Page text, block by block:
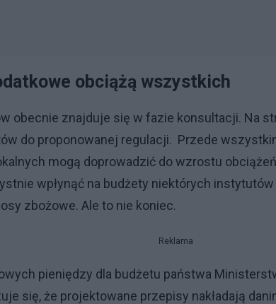
obciążą wszystkich
obecnie znajduje się w fazie konsultacji. Na
do proponowanej regulacji. Przede
mogą doprowadzić do wzrostu
wpłynąć na budżety niektórych
zbożowe. Ale to nie koniec.
Reklama
pieniędzy dla budżetu państwa
się, że projektowane przepisy nakładają